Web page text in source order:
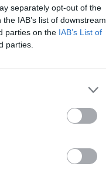
separately opt-out of the
IAB’s list of downstream
parties on the IAB’s List of
parties.